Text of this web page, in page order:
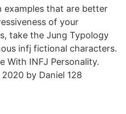
examples that are better
of your
take the Jung Typology
infj fictional characters.
With INFJ Personality.
by Daniel 128